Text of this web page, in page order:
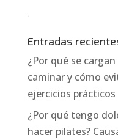
Entradas
¿Por qué se
caminar y cómo
ejercicios prácticos
¿Por qué tengo
hacer pilates?